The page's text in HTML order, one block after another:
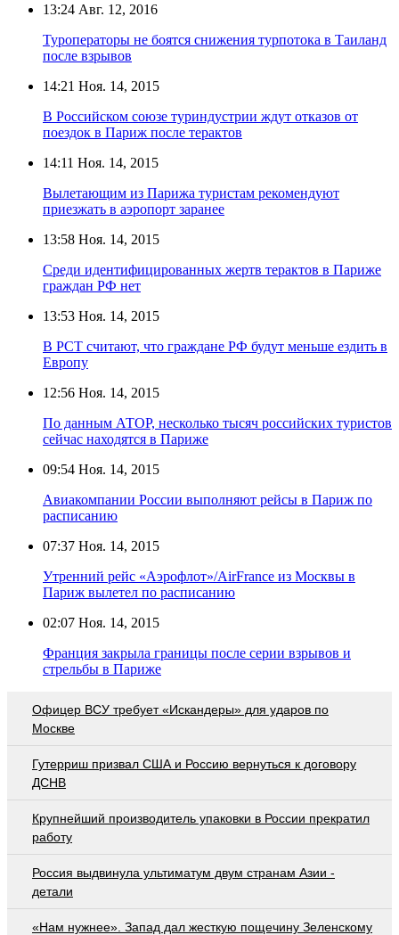
13:24 Авг. 12, 2016
Туроператоры не боятся снижения турпотока в Таиланд
после взрывов
14:21 Ноя. 14, 2015
В Российском союзе туриндустрии ждут отказов от
поездок в Париж после терактов
14:11 Ноя. 14, 2015
Вылетающим из Парижа туристам рекомендуют
приезжать в аэропорт заранее
13:58 Ноя. 14, 2015
Среди идентифицированных жертв терактов в Париже
граждан РФ нет
13:53 Ноя. 14, 2015
В РСТ считают, что граждане РФ будут меньше ездить в
Европу
12:56 Ноя. 14, 2015
По данным АТОР, несколько тысяч российских туристов
сейчас находятся в Париже
09:54 Ноя. 14, 2015
Авиакомпании России выполняют рейсы в Париж по
расписанию
07:37 Ноя. 14, 2015
Утренний рейс «Аэрофлот»/AirFrance из Москвы в
Париж вылетел по расписанию
02:07 Ноя. 14, 2015
Франция закрыла границы после серии взрывов и
стрельбы в Париже
Офицер ВСУ требует «Искандеры» для ударов по
Москве
Гутерриш призвал США и Россию вернуться к договору
ДСНВ
Крупнейший производитель упаковки в России прекратил
работу
Россия выдвинула ультиматум двум странам Азии -
детали
«Нам нужнее». Запад дал жесткую пощечину Зеленскому